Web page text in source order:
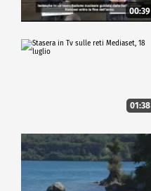
00:39
01:38